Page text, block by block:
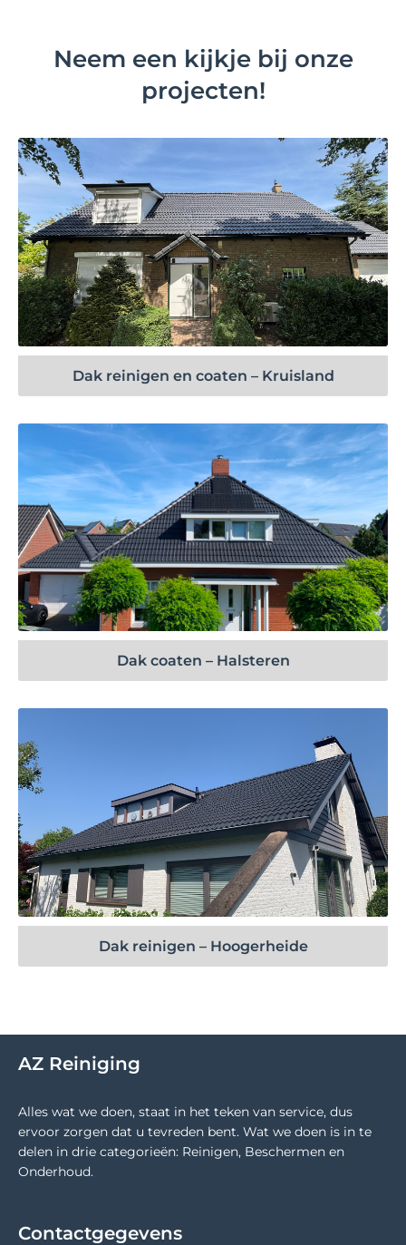
Neem een kijkje bij onze
projecten!
Bekijk project
Dak reinigen en coaten – Kruisland
Bekijk project
Dak coaten – Halsteren
Bekijk project
Dak reinigen – Hoogerheide
AZ Reiniging
Alles wat we doen, staat in het teken van service, dus
ervoor zorgen dat u tevreden bent. Wat we doen is in te
delen in drie categorieën: Reinigen, Beschermen en
Onderhoud.
Contactgegevens